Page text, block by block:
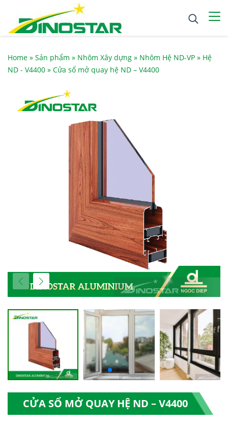
Home » Sản phẩm » Nhôm Xây dựng » Nhôm Hệ ND-VP » Hệ
ND - V4400 » Cửa sổ mở quay hệ ND – V4400
CỬA SỔ MỞ QUAY HỆ ND – V4400